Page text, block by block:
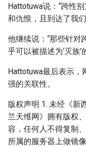
Hattotuwa说：“跨性
和仇恨，且到达了我
他继续说：“那些针对
乎可以被描述为‘灭族’
Hattotuwa最后表示
强的关联性。
版权声明 1. 未经《新
兰天维网》拥有版权
容，任何人不得复制
所属的服务器上做镜